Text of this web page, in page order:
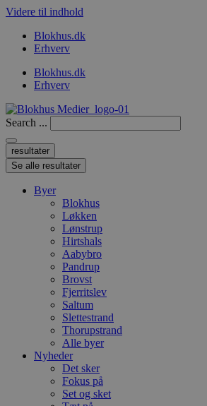
Videre til indhold
Blokhus.dk
Erhverv
Blokhus.dk
Erhverv
Search ...
resultater
Se alle resultater
Byer
Blokhus
Løkken
Lønstrup
Hirtshals
Aabybro
Pandrup
Brovst
Fjerritslev
Saltum
Slettestrand
Thorupstrand
Alle byer
Nyheder
Det sker
Fokus på
Set og sket